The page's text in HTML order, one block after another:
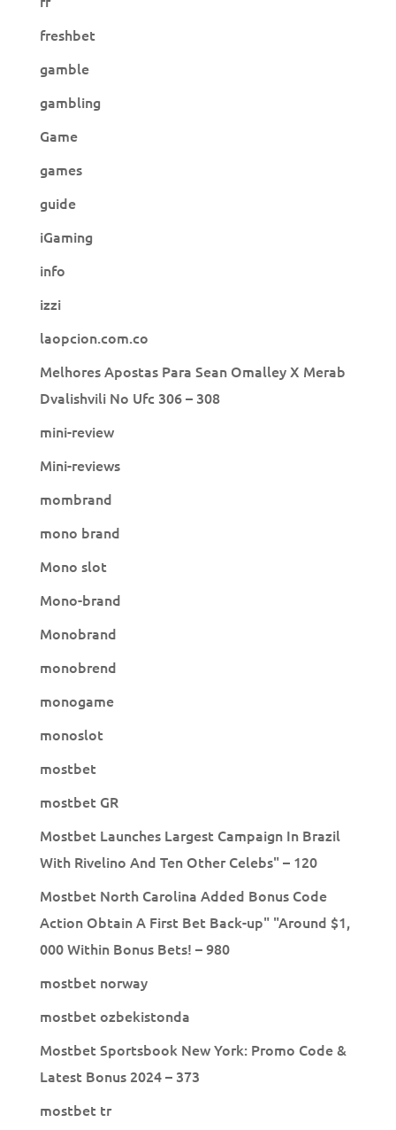
freshbet
gamble
gambling
Game
games
guide
iGaming
info
izzi
laopcion.com.co
Melhores Apostas Para Sean Omalley X Merab
Dvalishvili No Ufc 306 – 308
mini-review
Mini-reviews
mombrand
mono brand
Mono slot
Mono-brand
Monobrand
monobrend
monogame
monoslot
mostbet
mostbet GR
Mostbet Launches Largest Campaign In Brazil
With Rivelino And Ten Other Celebs" – 120
Mostbet North Carolina Added Bonus Code
Action Obtain A First Bet Back-up" "Around $1,
000 Within Bonus Bets! – 980
mostbet norway
mostbet ozbekistonda
Mostbet Sportsbook New York: Promo Code &
Latest Bonus 2024 – 373
mostbet tr